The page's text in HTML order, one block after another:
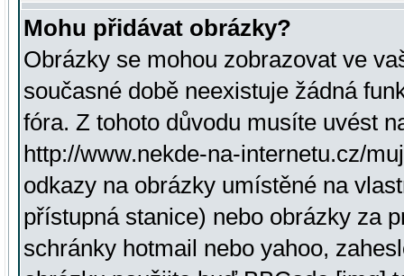
Mohu přidávat obrázky?
Obrázky se mohou zobrazovat ve
současné době neexistuje žádná
fóra. Z tohoto důvodu musíte uvést
http://www.nekde-na-internetu.cz/
odkazy na obrázky umístěné na
přístupná stanice) nebo obrázky za
schránky hotmail nebo yahoo,